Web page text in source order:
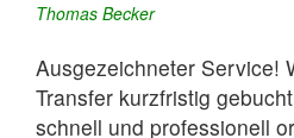
Thomas Becker
Ausgezeichneter Service!
Transfer kurzfristig
schnell und professionell